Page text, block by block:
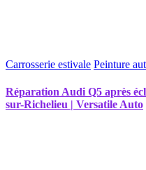
Carrosserie estivale Peinture
Réparation Audi Q5 après
sur-Richelieu | Versatile Auto